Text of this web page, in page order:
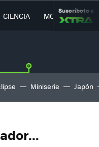
CIENCIA MOVILIDAD
Suscríbete a
Miniserie Japón